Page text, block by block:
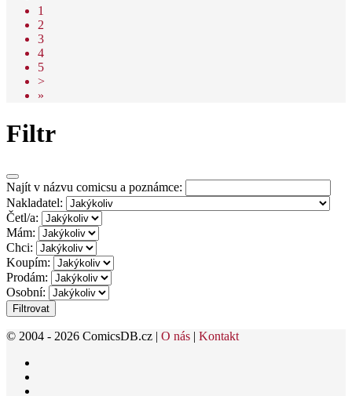
1
2
3
4
5
>
»
Filtr
Najít v názvu comicsu a poznámce:
Nakladatel:
Četl/a:
Mám:
Chci:
Koupím:
Prodám:
Osobní:
Filtrovat
© 2004 - 2026 ComicsDB.cz | O nás | Kontakt